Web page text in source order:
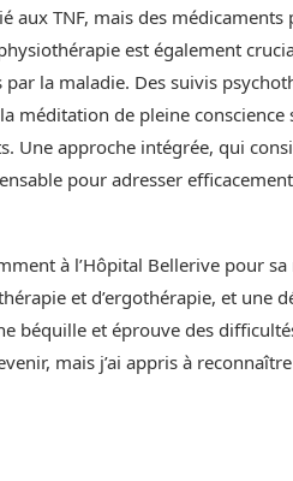
aux TNF, mais des
est également
la maladie. Des suivis
méditation de pleine
Une approche intégrée, qui
pour adresser
à l’Hôpital Bellerive pour
et d’ergothérapie, et une
béquille et éprouve des
mais j’ai appris à